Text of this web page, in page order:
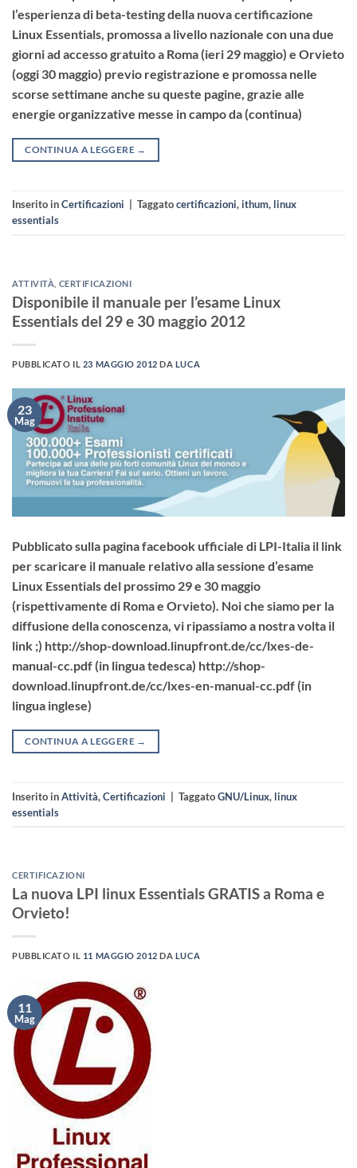
l’esperienza di beta-testing della nuova certificazione
Linux Essentials, promossa a livello nazionale con una due
giorni ad accesso gratuito a Roma (ieri 29 maggio) e Orvieto
(oggi 30 maggio) previo registrazione e promossa nelle
scorse settimane anche su queste pagine, grazie alle
energie organizzative messe in campo da (continua)
CONTINUA A LEGGERE →
Inserito inCertificazioni Taggatocertificazioni,ithum, linux
essentials
ATTIVITÀ CERTIFICAZIONI
Disponibile il manuale per l’esame Linux
Essentials del 29 e 30 maggio 2012
PUBBLICATO IL 23 MAGGIO 2012 DA LUCA
23
Mag
Pubblicato sulla pagina facebook ufficiale di LPI-Italia il link
per scaricare il manuale relativo alla sessione d’esame
Linux Essentials del prossimo 29 e 30 maggio
(rispettivamente di Roma e Orvieto). Noi che siamo per la
diffusione della conoscenza, vi ripassiamo a nostra volta il
link ;) http://shop-download.linupfront.de/cc/lxes-de-
manual-cc.pdf (in lingua tedesca) http://shop-
download.linupfront.de/cc/lxes-en-manual-cc.pdf (in
lingua inglese)
CONTINUA A LEGGERE →
Inserito inAttività,Certificazioni TaggatoGNU/Linux, linux
essentials
CERTIFICAZIONI
La nuova LPI linux Essentials GRATIS a Roma e
Orvieto!
PUBBLICATO IL 11 MAGGIO 2012 DA LUCA
11
Mag